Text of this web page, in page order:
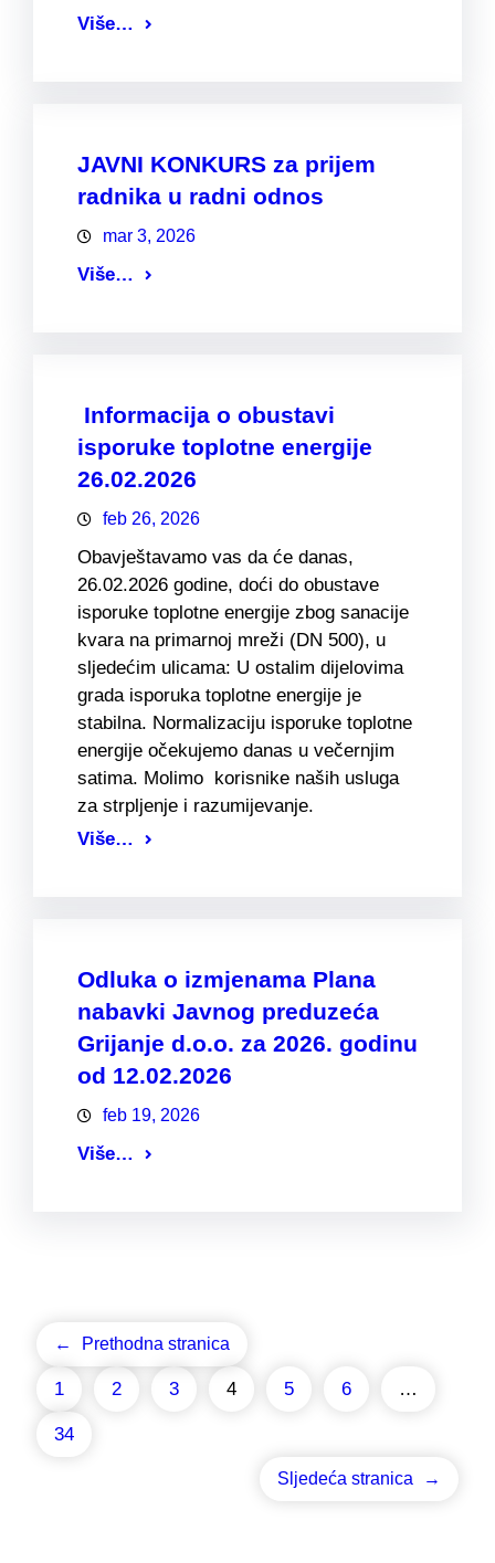
Više…
JAVNI KONKURS za prijem
radnika u radni odnos
mar 3, 2026
Više…
Informacija o obustavi
isporuke toplotne energije
26.02.2026
feb 26, 2026
Obavještavamo vas da će danas,
26.02.2026 godine, doći do obustave
isporuke toplotne energije zbog sanacije
kvara na primarnoj mreži (DN 500), u
sljedećim ulicama: U ostalim dijelovima
grada isporuka toplotne energije je
stabilna. Normalizaciju isporuke toplotne
energije očekujemo danas u večernjim
satima. Molimo korisnike naših usluga
za strpljenje i razumijevanje.
Više…
Odluka o izmjenama Plana
nabavki Javnog preduzeća
Grijanje d.o.o. za 2026. godinu
od 12.02.2026
feb 19, 2026
Više…
← Prethodna stranica
1 2 3 4 5 6 …
34
Sljedeća stranica →